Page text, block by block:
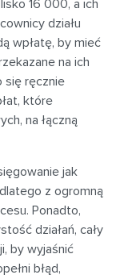
16 000, a ich
działu
wpłatę, by mieć
na ich
się ręcznie
które
na łączną
jak
z ogromną
Ponadto,
działań, cały
by wyjaśnić
błąd,